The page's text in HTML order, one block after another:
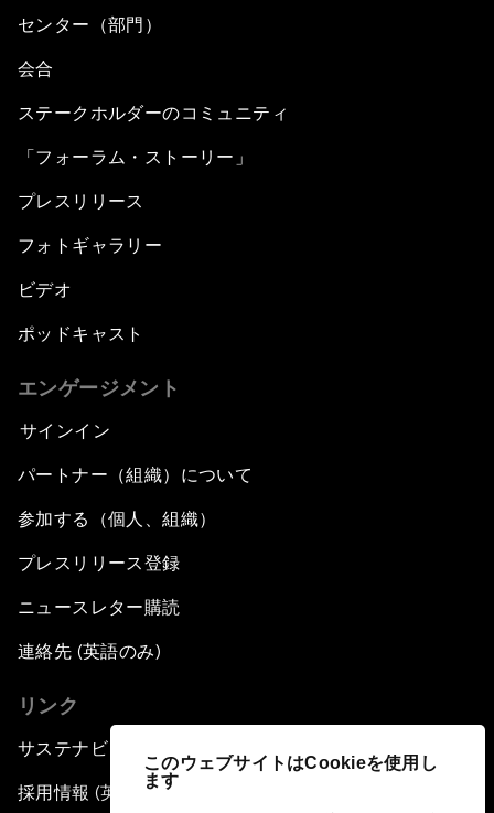
このウェブサイトはCookieを使用し
ます
センター（部門）
会合
ステークホルダーのコミュニティ
「フォーラム・ストーリー」
プレスリリース
フォトギャラリー
ビデオ
ポッドキャスト
エンゲージメント
サインイン
パートナー（組織）について
参加する（個人、組織）
プレスリリース登録
ニュースレター購読
連絡先 (英語のみ)
リンク
サステナビリティへの取り組み
採用情報 (英語のみ)